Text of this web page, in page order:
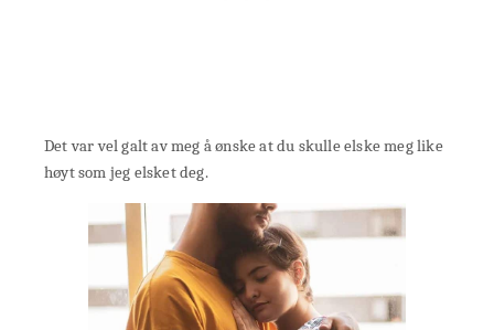
Det var vel galt av meg å ønske at du skulle elske meg like
høyt som jeg elsket deg.